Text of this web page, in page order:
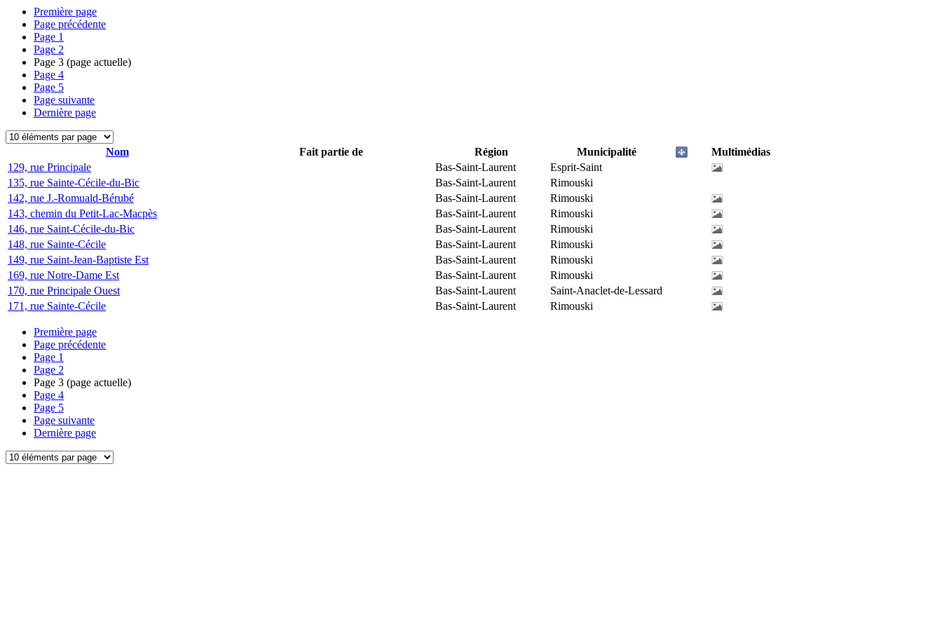
Première page
Page précédente
Page 1
Page 2
Page 3 (page actuelle)
Page 4
Page 5
Page suivante
Dernière page
Nom Fait partie de Région Municipalité
Multimédias
129, rue Principale
Bas-Saint-Laurent
Esprit-Saint
135, rue Sainte-Cécile-du-Bic
Bas-Saint-Laurent
Rimouski
142, rue J.-Romuald-Bérubé
Bas-Saint-Laurent
Rimouski
143, chemin du Petit-Lac-Macpès
Bas-Saint-Laurent
Rimouski
146, rue Saint-Cécile-du-Bic
Bas-Saint-Laurent
Rimouski
148, rue Sainte-Cécile
Bas-Saint-Laurent
Rimouski
149, rue Saint-Jean-Baptiste Est
Bas-Saint-Laurent
Rimouski
169, rue Notre-Dame Est
Bas-Saint-Laurent
Rimouski
170, rue Principale Ouest
Bas-Saint-Laurent
Saint-Anaclet-de-Lessard
171, rue Sainte-Cécile
Bas-Saint-Laurent Rimouski
Première page
Page précédente
Page 1
Page 2
Page 3 (page actuelle)
Page 4
Page 5
Page suivante
Dernière page